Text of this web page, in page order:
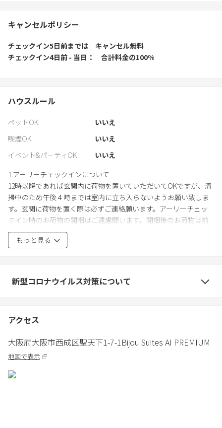
キャンセルポリシー
チェックイン5日前までは
キャンセル無料
チェックイン4日前 - 当日
合計料金の100%
ハウスルール
ペットOK
いいえ
喫煙OK
いいえ
イベント&パーティOK
いいえ
1.アーリーチェックインについて
12時以降であれば玄関内に荷物を置いていただいてOKですが、清
掃中のため午後４時までは室内に立ち入らないようお願い致しま
す。玄関に荷物を置く際は必ずご連絡願います。アーリーチェッ
クイン時のお荷物の開梱はご遠慮願います。開梱後のお荷物は前
のゲストの忘れ物とみなされ回収・処分の対象となりますのでご
注意ください。また上記に対する一切の保証は致しかねます。
滞在中は近隣の住人の方もいらっしゃいますので、あまり大きな
声で話したり、大きな音を立てないようお願い申し上げます。
だきます。
だくとともに、残り泊数分の返金は一切行いません。
3.喫煙について
室内及び施設館内はすべて完全禁煙です。スタッフが喫煙してい
もっと見る
新型コロナウイルス対策について
アクセス
大阪府大阪市西成区聖天下1-7-1Bijou Suites AI PREMIUM
地図で表示